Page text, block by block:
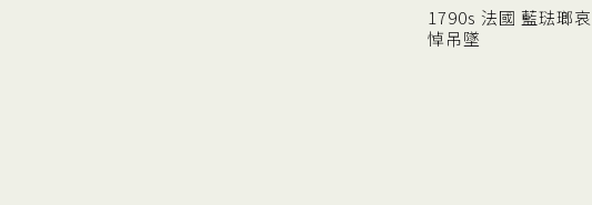
1790s 法國 藍琺瑯哀
悼吊墜